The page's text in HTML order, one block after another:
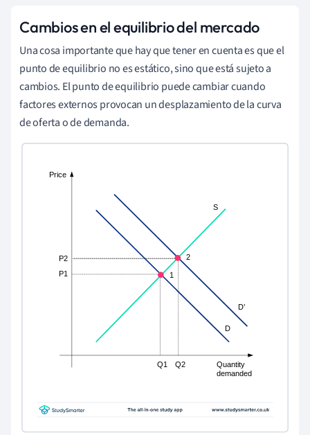
Cambios en el equilibrio del mercado
Una cosa importante que hay que tener en cuenta es que el
punto de equilibrio no es estático, sino que está sujeto a
cambios. El punto de equilibrio puede cambiar cuando
factores externos provocan un desplazamiento de la curva
de oferta o de demanda.